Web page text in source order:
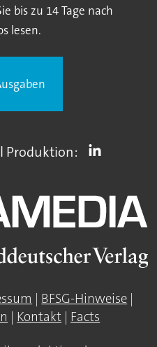
bis zu 14 Tage nach
lesen.
Produktion:
| BFSG-Hinweise |
| Kontakt | Facts